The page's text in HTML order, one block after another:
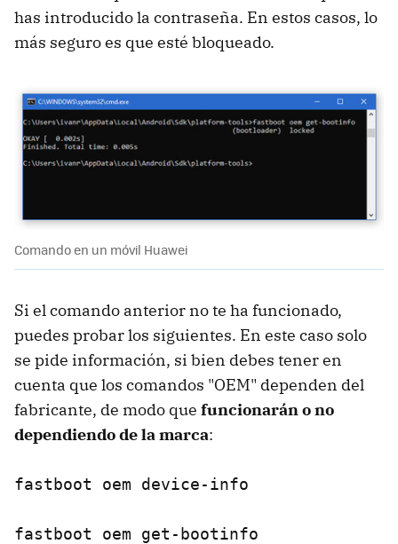
has introducido la contraseña. En estos casos, lo
más seguro es que esté bloqueado.
Comando en un móvil Huawei
Si el comando anterior no te ha funcionado,
puedes probar los siguientes. En este caso solo
se pide información, si bien debes tener en
cuenta que los comandos "OEM" dependen del
fabricante, de modo que funcionarán o no
dependiendo de la marca:
fastboot oem device-info
fastboot oem get-bootinfo